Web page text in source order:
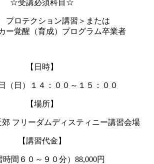
☆受講必須科目☆
プロテクション講習＞または
ー覚醒（育成）プログラム卒業者
【日時】
（日）１４：００～１５：００
【場所】
フリーダムディスティニー講習会場
【講習代金】
時間６０～９０分）88,000円